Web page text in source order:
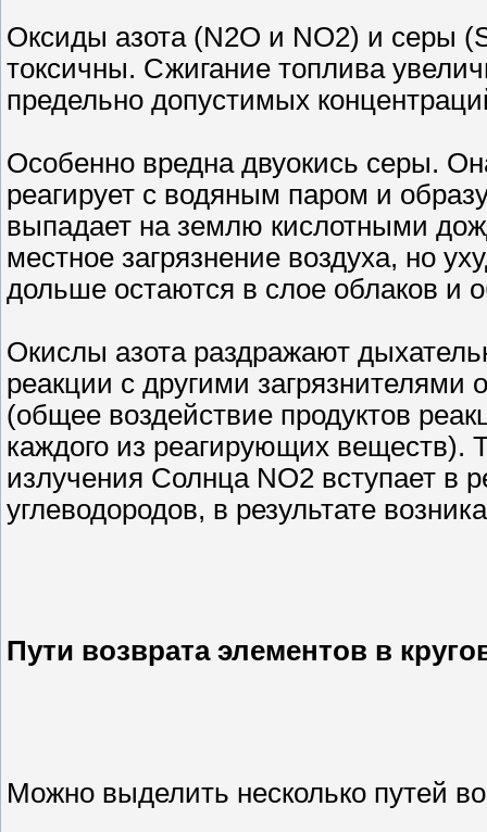
Оксиды азота (N2O и NO2) и серы
токсичны. Сжигание топлива
предельно допустимых
Особенно вредна двуокись серы.
реагирует с водяным паром и
выпадает на землю кислотными
местное загрязнение воздуха, но
дольше остаются в слое облаков и
Окислы азота раздражают
реакции с другими загрязнителями
(общее воздействие продуктов
каждого из реагирующих веществ).
излучения Солнца NO2 вступает в
углеводородов, в результате
Пути возврата элементов в
Можно выделить несколько путей